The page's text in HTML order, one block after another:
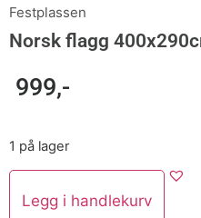
Festplassen
Norsk flagg
999,-
1 på lager
Legg i handlekurv